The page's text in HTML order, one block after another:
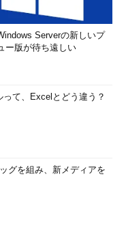
Serverの新しいプ
ー版が待ち遠しい
て、Excelとどう違う？
グを組み、新メディアを